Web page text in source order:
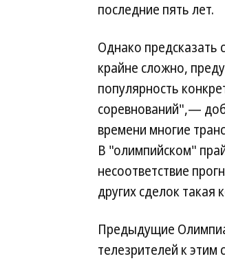
последние пять лет.
Однако предсказать
крайне сложно,
популярность
соревнований",—
времени многие
В "олимпийском"
несоответствие
других сделок
Предыдущие
телезрителей к